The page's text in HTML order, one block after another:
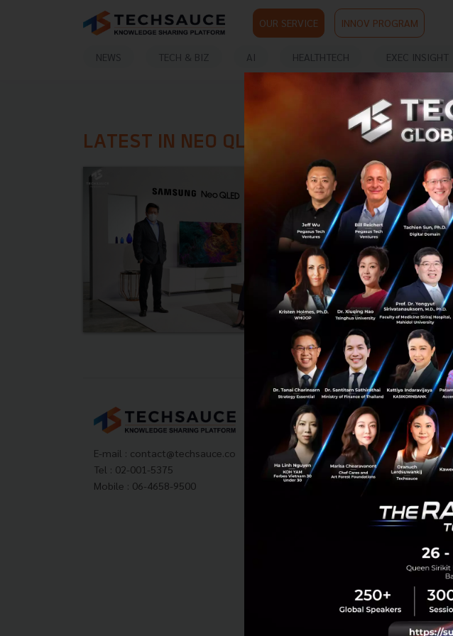
OUR SERVICE INNOV PROGRAM
NEWS TECH & BIZ AI HEALTHTECH EXEC INSIGHT
LATEST IN NEO QLED
SAMSUNG ส่ง
ไฮเอนด์ ยกระดับมา
เนื่อง
SAMSUNG เปิดตัวทีวี
ทางการในประเทศไท
และสร้างปรากฏการณ์
นวัตกรรมทีวีแห่งอนาค
พฤษภาคม 28, 2021| By
0
PR News SAMSUNG
E-mail : contact@techsauce.co
Tel : 02-001-5375
Mobile : 06-4658-9500
Techsauce Media
About Techsauce
Techsauce Services
Privacy Policy
ส่งบทความ
Techsauce Global Summit